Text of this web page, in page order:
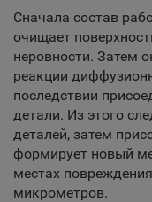
Сначала состав
очищает
неровности. Затем
реакции
последствии
детали. Из этого
деталей, затем
формирует новый
местах
микрометров.